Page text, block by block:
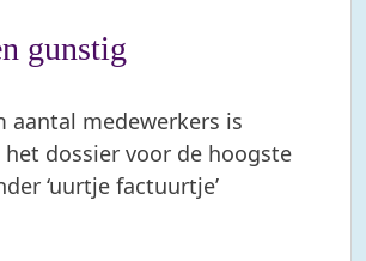
gunstig
aantal medewerkers is
dossier voor de hoogste
‘uurtje factuurtje’